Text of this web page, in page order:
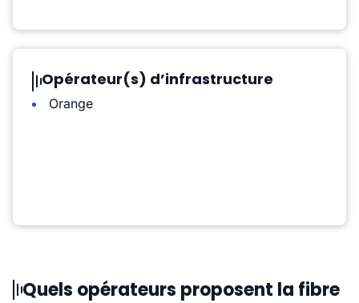
Opérateur(s) d’infrastructure
Orange
Quels opérateurs proposent la fibre